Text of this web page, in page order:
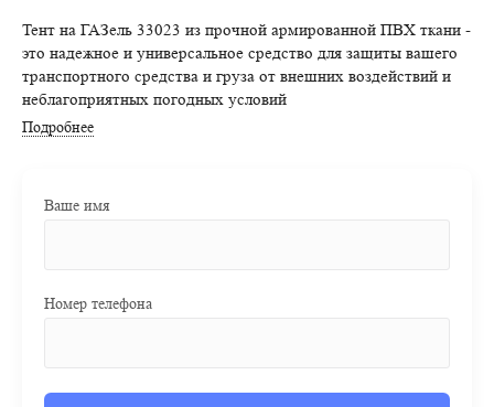
Тент на ГАЗель 33023 из прочной армированной ПВХ ткани -
это надежное и универсальное средство для защиты вашего
транспортного средства и груза от внешних воздействий и
неблагоприятных погодных условий
Подробнее
Ваше имя
Номер телефона